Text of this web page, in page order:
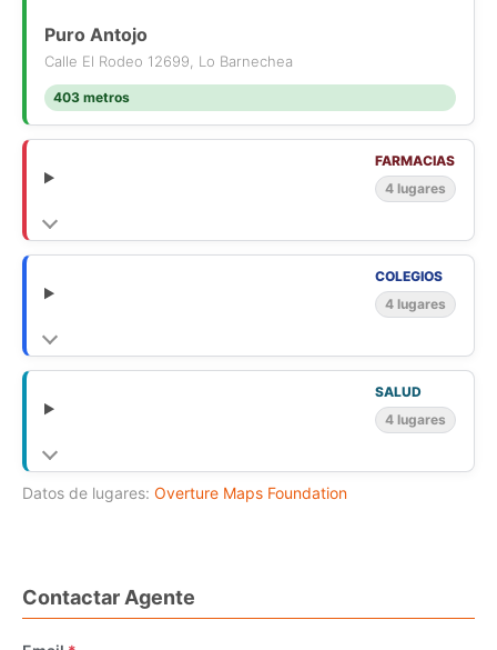
Puro Antojo
Calle El Rodeo 12699, Lo Barnechea
403 metros
FARMACIAS
4 lugares
COLEGIOS
4 lugares
SALUD
4 lugares
Datos de lugares: Overture Maps Foundation
Contactar Agente